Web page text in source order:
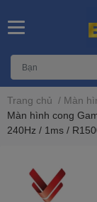
Trang chủ / Màn
Màn hình cong
240Hz / 1ms /